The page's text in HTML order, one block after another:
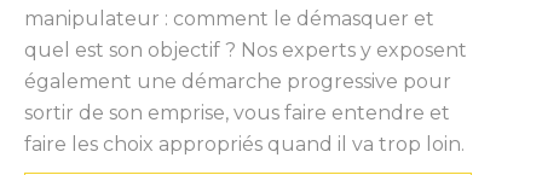
manipulateur : comment le démasquer et
quel est son objectif ? Nos experts y exposent
également une démarche progressive pour
sortir de son emprise, vous faire entendre et
faire les choix appropriés quand il va trop loin.